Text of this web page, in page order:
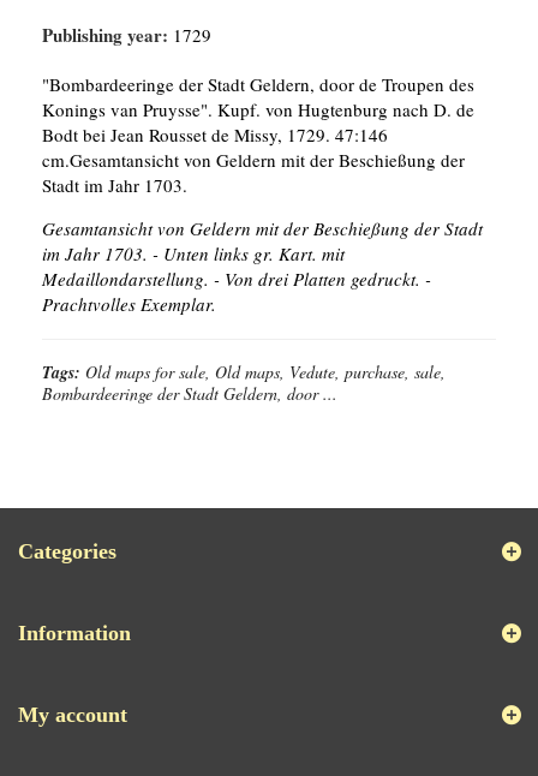
Publishing year: 1729
"Bombardeeringe der Stadt Geldern, door de Troupen des
Konings van Pruysse". Kupf. von Hugtenburg nach D. de
Bodt bei Jean Rousset de Missy, 1729. 47:146
cm.Gesamtansicht von Geldern mit der Beschießung der
Stadt im Jahr 1703.
Gesamtansicht von Geldern mit der Beschießung der Stadt
im Jahr 1703. - Unten links gr. Kart. mit
Medaillondarstellung. - Von drei Platten gedruckt. -
Prachtvolles Exemplar.
Tags: Old maps for sale, Old maps, Vedute, purchase, sale,
Bombardeeringe der Stadt Geldern, door ...
Categories
Information
My account